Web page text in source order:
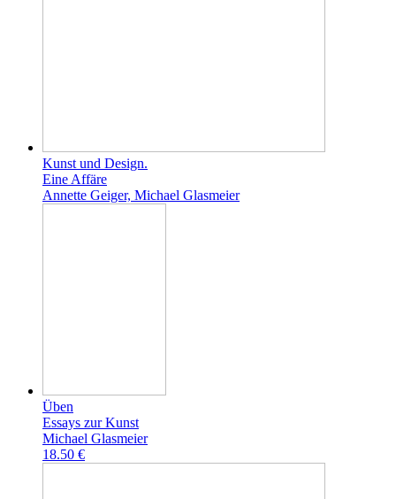
Kunst und Design.
Eine Affäre
Annette Geiger, Michael Glasmeier
Üben
Essays zur Kunst
Michael Glasmeier
18.50 €